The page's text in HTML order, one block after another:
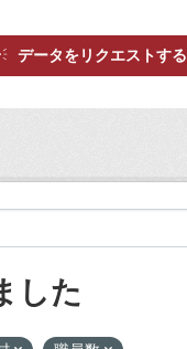
データをリクエストする
した